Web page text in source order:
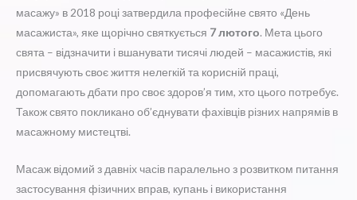
масажу» в 2018 році затвердила професійне свято «День
масажиста», яке щорічно святкується 7 лютого. Мета цього
свята – відзначити і вшанувати тисячі людей – масажистів, які
присвячують своє життя нелегкій та корисній праці,
допомагають дбати про своє здоров’я тим, хто цього потребує.
Також свято покликано об’єднувати фахівців різних напрямів в
масажному мистецтві.
Масаж відомий з давніх часів паралельно з розвитком питання
застосування фізичних вправ, купань і використання